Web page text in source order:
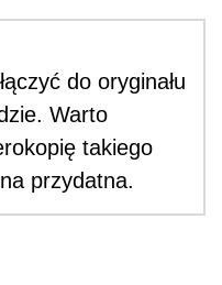
do oryginału
Warto
takiego
przydatna.